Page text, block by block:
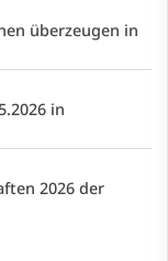
überzeugen in
in
2026 der